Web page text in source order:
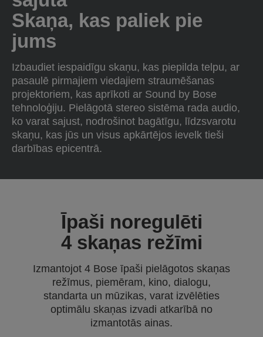
Skaņa, kas paliek pie
jums
Izbaudiet iespaidīgu skaņu, kas piepilda telpu, ar
pasaulē pirmajiem viedajiem straumēšanas
projektoriem, kas aprīkoti ar Sound by Bose
tehnoloģiju. Pielāgotā stereo sistēma rada audio,
ko varat sajust, nodrošinot bagātīgu, līdzsvarotu
skaņu, kas jūs un visus apkārtējos ievelk tieši
darbības epicentrā.
Īpaši noregulēti
4 skaņas režīmi
Izmantojot 4 Bose īpaši pielāgotos skaņas
režīmus, piemēram, kino, dialogu,
standarta un mūzikas, varat izvēlēties
optimālu skaņas izvadi atkarībā no
izmantotās ainas.